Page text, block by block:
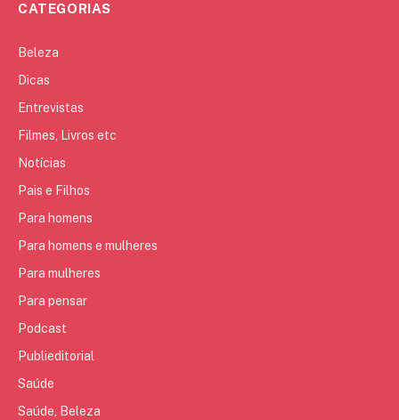
CATEGORIAS
Beleza
Dicas
Entrevistas
Filmes, Livros etc
Notícias
Pais e Filhos
Para homens
Para homens e mulheres
Para mulheres
Para pensar
Podcast
Publieditorial
Saúde
Saúde, Beleza